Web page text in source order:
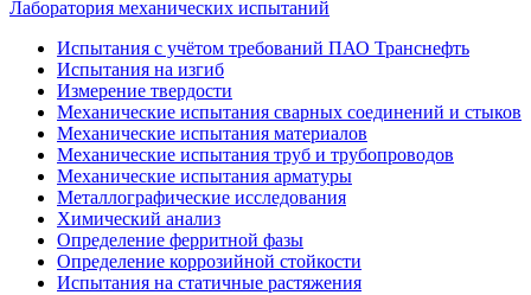
Лаборатория механических испытаний
Испытания с учётом требований ПАО Транснефть
Испытания на изгиб
Измерение твердости
Механические испытания сварных соединений и стыков
Механические испытания материалов
Механические испытания труб и трубопроводов
Механические испытания арматуры
Металлографические исследования
Химический анализ
Определение ферритной фазы
Определение коррозийной стойкости
Испытания на статичные растяжения